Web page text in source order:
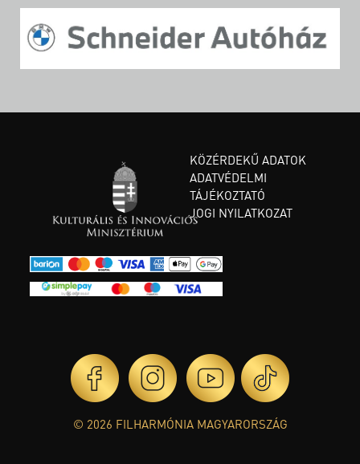
KÖZÉRDEKŰ ADATOK
ADATVÉDELMI
TÁJÉKOZTATÓ
JOGI NYILATKOZAT
© 2026 FILHARMÓNIA MAGYARORSZÁG